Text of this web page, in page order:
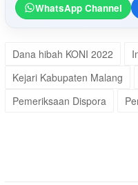
WhatsApp Channel
Dana hibah KONI 2022
Kejari Kabupaten Malang
Pemeriksaan Dispora